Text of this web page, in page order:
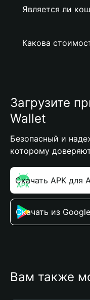
Является ли
Какова
Загрузите
Wallet
Безопасный и
которому
Скачать APK для
Скачать из
Вам также